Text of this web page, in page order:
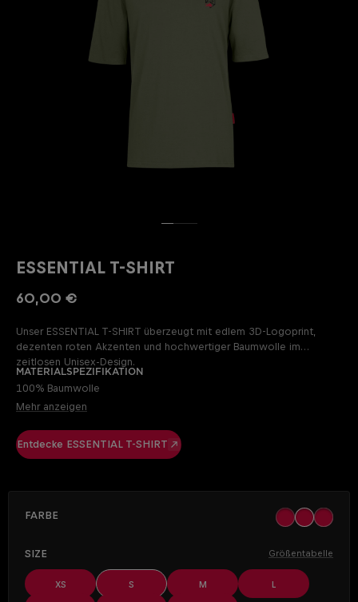
ESSENTIAL T-SHIRT
60,00 €
Unser ESSENTIAL T-SHIRT überzeugt mit edlem 3D-Logoprint,
dezenten roten Akzenten und hochwertiger Baumwolle im
zeitlosen Unisex-Design.
Materialspezifikation
100% Baumwolle
Mehr anzeigen
Entdecke ESSENTIAL T-SHIRT
Farbe black khaki off
Size Größentabelle
XS S M L